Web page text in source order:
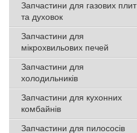
Запчастини для газових плит
та духовок
Запчастини для
мікрохвильових печей
Запчастини для
холодильників
Запчастини для кухонних
комбайнів
Запчастини для пилососів